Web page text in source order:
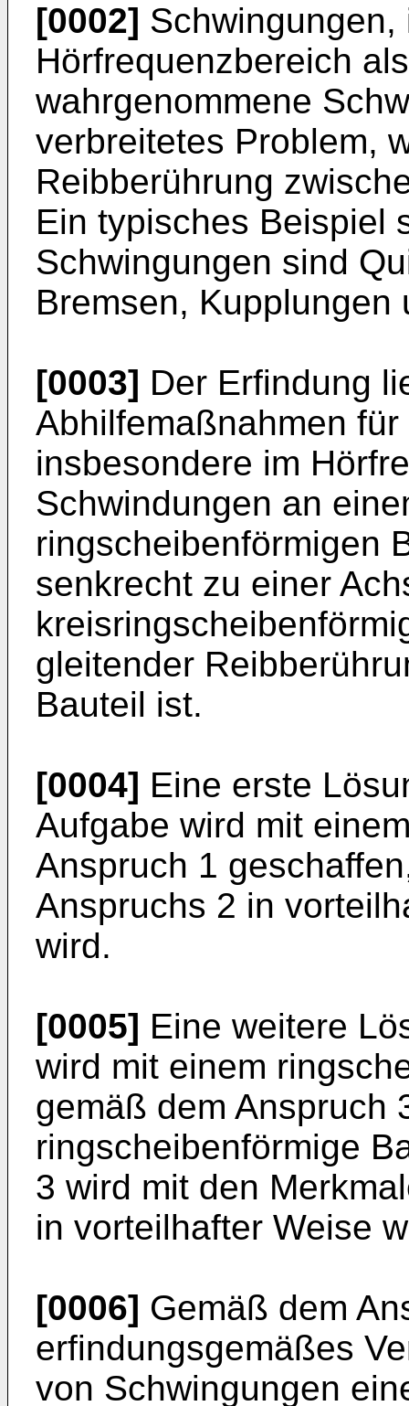
[0002]
Hörfrequenzbereich
wahrgenommene
verbreitetes Problem,
Reibberührung
Ein typisches Beispiel
Schwingungen sind
Bremsen, Kupplungen
[0003] Der Erfindung
Abhilfemaßnahmen
insbesondere im
Schwindungen an
ringscheibenförmigen
senkrecht zu einer
gleitender
Bauteil ist.
[0004] Eine erste
Aufgabe wird mit
Anspruch 1
Anspruchs 2 in
wird.
[0005] Eine weitere
wird mit einem
gemäß dem Anspruch
ringscheibenförmige
3 wird mit den
in vorteilhafter Weise
[0006] Gemäß dem
erfindungsgemäßes
von Schwingungen